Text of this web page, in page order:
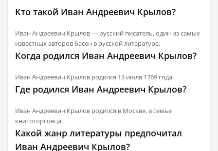
Кто такой Иван Андреевич Крылов?
Иван Андреевич Крылов — русский писатель, один из самых
известных авторов басен в русской литературе.
Когда родился Иван Андреевич Крылов?
Иван Андреевич Крылов родился 13 июля 1769 года.
Где родился Иван Андреевич Крылов?
Иван Андреевич Крылов родился в Москве, в семье
книготорговца.
Какой жанр литературы предпочитал
Иван Андреевич Крылов?